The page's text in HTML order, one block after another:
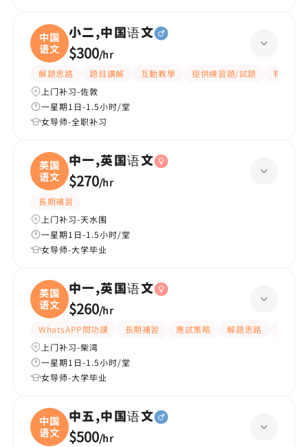
中国
语文
小二,中国语文
$300/hr
解題思路 題目講解 互動教學 提供練習題/試題
有愛心
上门补习-佐敦
一星期1日-1.5小时/堂
女导师-全职补习
英国
语文
中一,英国语文
$270/hr
長期補習
上门补习-天水围
一星期1日-1.5小时/堂
女导师-大学毕业
英国
语文
中一,英国语文
$260/hr
WhatsAPP問功課 長期補習 應試策略 解題思路
上门补习-柴湾
一星期1日-1.5小时/堂
女导师-大学毕业
中国
语文
中五,中国语文
$500/hr